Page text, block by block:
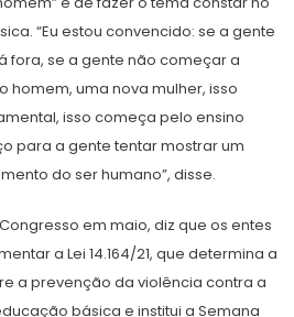
“Eu estou convencido: se a gente
fora, se a gente não começar a
homem, uma nova mulher, isso
isso começa pelo ensino
para a gente tentar mostrar um
do ser humano”, disse.
em maio, diz que os entes
a Lei 14.164/21, que determina a
a prevenção da violência contra a
básica e institui a Semana